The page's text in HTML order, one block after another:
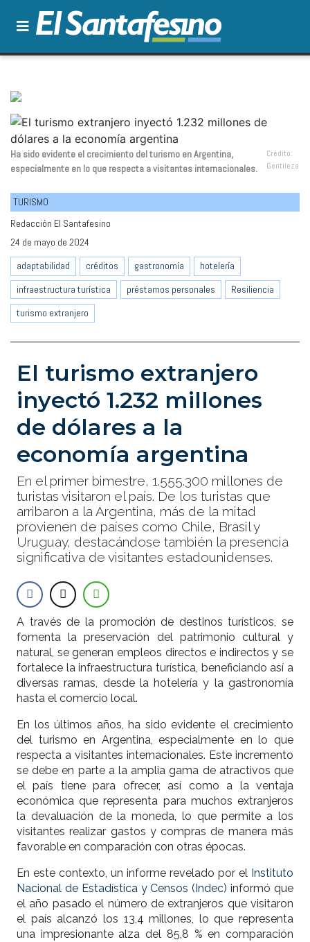
Ha sido evidente el crecimiento del turismo en Argentina,
especialmente en lo que respecta a visitantes internacionales.
Crédito:
Gentileza
TURISMO
Redacción El Santafesino
24 de mayo de 2024
adaptabilidad
créditos gastronomía
hotelería
infraestructura turística
préstamos personales
Resiliencia
turismo extranjero
El turismo extranjero
inyectó 1.232 millones
de dólares a la
economía argentina
En el primer bimestre, 1.555.300 millones de
turistas visitaron el país. De los turistas que
arribaron a la Argentina, más de la mitad
provienen de países como Chile, Brasil y
Uruguay, destacándose también la presencia
significativa de visitantes estadounidenses.
A través de la promoción de destinos turísticos, se
fomenta la preservación del patrimonio cultural y
natural, se generan empleos directos e indirectos y se
fortalece la infraestructura turística, beneficiando así a
diversas ramas, desde la hotelería y la gastronomía
hasta el comercio local.
En los últimos años, ha sido evidente el crecimiento
del turismo en Argentina, especialmente en lo que
respecta a visitantes internacionales. Este incremento
se debe en parte a la amplia gama de atractivos que
el país tiene para ofrecer, así como a la ventaja
económica que representa para muchos extranjeros
la devaluación de la moneda, lo que permite a los
visitantes realizar gastos y compras de manera más
favorable en comparación con otras épocas.
En este contexto, un informe revelado por el Instituto
Nacional de Estadística y Censos (Indec) informó que
el año pasado el número de extranjeros que visitaron
el país alcanzó los 13,4 millones, lo que representa
una impresionante alza del 85,8 % en comparación